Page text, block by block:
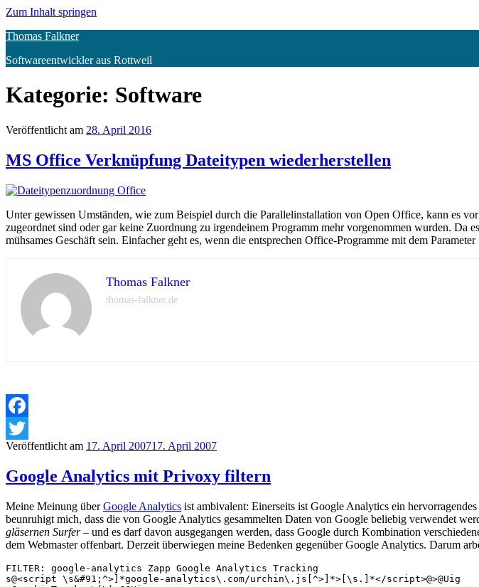
Zum Inhalt springen
Thomas Falkner
Softwareentwickler aus Rottweil
Kategorie: Software
Veröffentlicht am 28. April 2016
MS Office Verknüpfung Dateitypen wiederherstellen
Unter gewissen Umständen, wie zum Beispiel durch die Parallelinstallation von Open Office, kann es
zugeordnet sind oder gar keine Zuordnung zu irgendeinem Programm mehr vorgenommen wurden. Da
mühsames Geschäft sein. Einfacher geht es, wenn die entsprechen Office-Programme mit dem Parameter
Thomas Falkner
thomas-falkner.de
Facebook
Twitter
Veröffentlicht am 17. April 200717. April 2007
Google Analytics mit Privoxy filtern
Meine Meinung überGoogle Analytics ist ambivalent: Einerseits ist Google Analytics ein
beunruhigt mich, dass die von Google Analytics gesammelten Daten von Google beliebig verwendet
gläsernen Surfer– und es darf davon ausgegangen werden, dass Google durch Kombination
dem Webmaster offenbart. Derzeit überwiegen meine Bedenken gegenüber Google Analytics. Darum
FILTER: google-analytics Zapp Google Analytics Tracking
s@<script \s&#91;^>]*google-analytics\.com/urchin\.js[^>]*>[\s.]*</